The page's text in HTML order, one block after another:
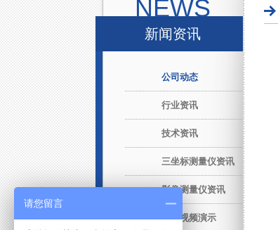
NEWS
新闻资讯
公司动态
行业资讯
技术资讯
三坐标测量仪资讯
影像测量仪资讯
产品视频演示
请您留言